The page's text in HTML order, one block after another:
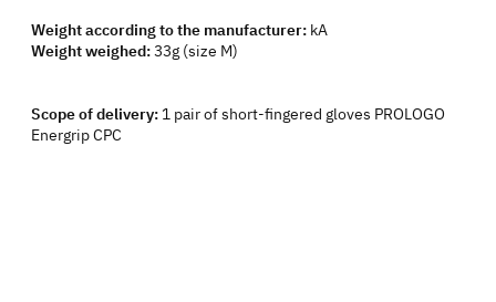
Weight according to the manufacturer: kA
Weight weighed:33g (size M)
Scope of delivery: 1 pair of short-fingered gloves PROLOGO
Energrip CPC